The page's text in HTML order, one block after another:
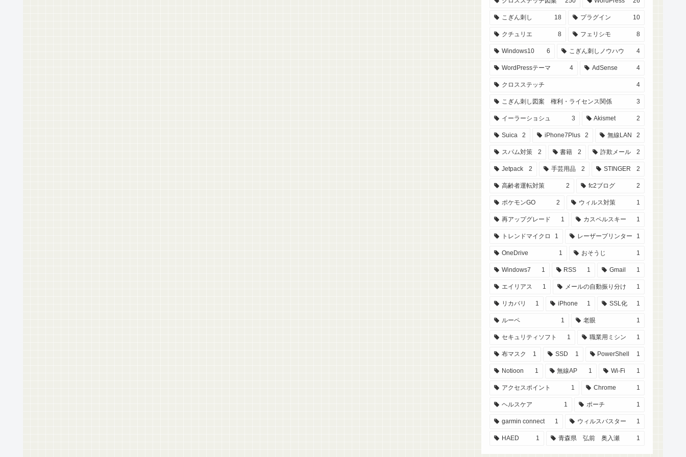
こぎん刺し 18 プラグイン 10
クチュリエ 8 フェリシモ 8
Windows10 6 こぎん刺しノウハウ 4
WordPressテーマ 4 AdSense 4
クロスステッチ 4
こぎん刺し図案 権利・ライセンス関係 3
イーラーショシュ 3 Akismet 2
Suica 2 iPhone7Plus 2 無線LAN 2
スパム対策 2 書籍 2 詐欺メール 2
Jetpack 2 手芸用品 2 STINGER 2
高齢者運転対策 2 fc2ブログ 2
ポケモンGO 2 ウィルス対策 1
再アップグレード 1 カスペルスキー 1
トレンドマイクロ 1 レーザープリンター 1
OneDrive 1 おそうじ 1
Windows7 1 RSS 1 Gmail 1
エイリアス 1 メールの自動振り分け 1
リカバリ 1 iPhone 1 SSL化 1
ルーペ 1 老眼 1
セキュリティソフト 1 職業用ミシン 1
布マスク 1 SSD 1 PowerShell 1
Notioon 1 無線AP 1 Wi-Fi 1
アクセスポイント 1 Chrome 1
ヘルスケア 1 ポーチ 1
garmin connect 1 ウィルスバスター 1
HAED 1 青森県 弘前 奥入瀬 1